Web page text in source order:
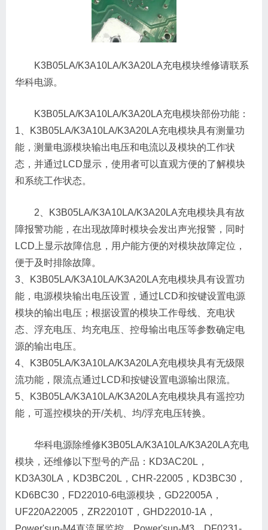
K3B05LA/K3A10LA/K3A20LA充电模块维修请联系
华科电源。
K3B05LA/K3A10LA/K3A20LA充电模块部份功能：
1、K3B05LA/K3A10LA/K3A20LA充电模块具有测量功
能，测量电源模块输出电压和电流以及模块的工作状
态，并通过LCD显示，使用者可以直观方便的了解模块
和系统工作状态。
2、K3B05LA/K3A10LA/K3A20LA充电模块具有故
障报警功能，在出现故障时模块会发出声光报警，同时
LCD上显示故障信息，用户能方便的对模块故障定位，
便于及时排除故障。
3、K3B05LA/K3A10LA/K3A20LA充电模块具有设置功
能，电源模块输出电压设置，通过LCD和按键设置电源
模块的输出电压；根据设置的模块工作母线、充电状
态、浮充电压、均充电压、控母输出电压等参数确定电
源的输出电压。
4、K3B05LA/K3A10LA/K3A20LA充电模块具有无级限
流功能，限流点通过LCD和按键设置电源输出限流。
5、K3B05LA/K3A10LA/K3A20LA充电模块具有遥控功
能，可遥控模块的开/关机、均/浮充电压转换。
华科电源除维修K3B05LA/K3A10LA/K3A20LA充电
模块，还维修以下型号的产品：KD3AC20L，
KD3A30LA，KD3BC20L，CHR-22005，KD3BC30，
KD6BC30，FD22010-6电源模块，GD22005A，
UF220A22005，ZR22010T，GHD22010-1A，